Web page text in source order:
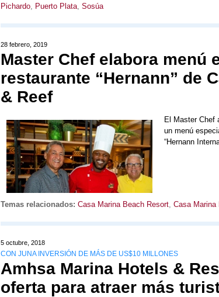
Pichardo, Puerto Plata, Sosúa
28 febrero, 2019
Master Chef elabora menú
restaurante “Hernann” de
& Reef
El Master Chef
un menú
“Hernann
Temas relacionados: Casa Marina Beach Resort, Casa Marina
5 octubre, 2018
CON JUNA INVERSIÓN DE MÁS DE US$10 MILLONES
Amhsa Marina Hotels &
oferta para atraer más